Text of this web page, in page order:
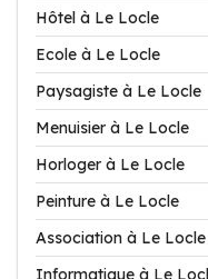
Hôtel à Le Locle
Ecole à Le Locle
Paysagiste à Le Locle
Menuisier à Le Locle
Horloger à Le Locle
Peinture à Le Locle
Association à Le Locle
Informatique à Le